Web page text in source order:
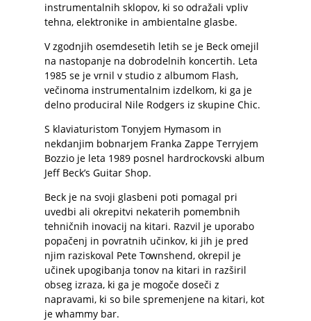
instrumentalnih sklopov, ki so odražali vpliv
tehna, elektronike in ambientalne glasbe.
V zgodnjih osemdesetih letih se je Beck omejil
na nastopanje na dobrodelnih koncertih. Leta
1985 se je vrnil v studio z albumom Flash,
večinoma instrumentalnim izdelkom, ki ga je
delno produciral Nile Rodgers iz skupine Chic.
S klaviaturistom Tonyjem Hymasom in
nekdanjim bobnarjem Franka Zappe Terryjem
Bozzio je leta 1989 posnel hardrockovski album
Jeff Beck’s Guitar Shop.
Beck je na svoji glasbeni poti pomagal pri
uvedbi ali okrepitvi nekaterih pomembnih
tehničnih inovacij na kitari. Razvil je uporabo
popačenj in povratnih učinkov, ki jih je pred
njim raziskoval Pete Townshend, okrepil je
učinek upogibanja tonov na kitari in razširil
obseg izraza, ki ga je mogoče doseči z
napravami, ki so bile spremenjene na kitari, kot
je whammy bar.